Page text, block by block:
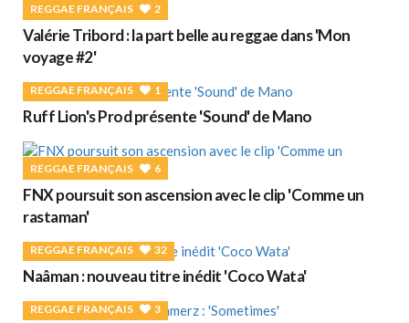
REGGAE FRANÇAIS 2
Valérie Tribord : la part belle au reggae dans 'Mon
voyage #2'
REGGAE FRANÇAIS 1
Ruff Lion's Prod présente 'Sound' de Mano
REGGAE FRANÇAIS 6
FNX poursuit son ascension avec le clip 'Comme un
rastaman'
REGGAE FRANÇAIS 32
Naâman : nouveau titre inédit 'Coco Wata'
REGGAE FRANÇAIS 3